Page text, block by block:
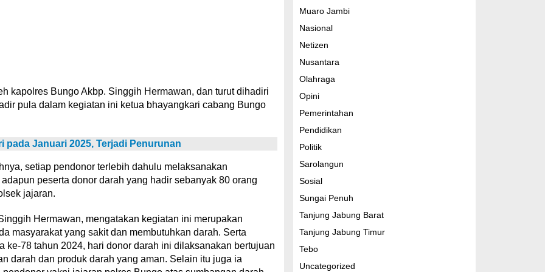
kapolres Bungo Akbp. Singgih Hermawan, dan turut dihadiri
pula dalam kegiatan ini ketua bhayangkari cabang Bungo
pada Januari 2025, Terjadi Penurunan
setiap pendonor terlebih dahulu melaksanakan
peserta donor darah yang hadir sebanyak 80 orang
jajaran.
Hermawan, mengatakan kegiatan ini merupakan
masyarakat yang sakit dan membutuhkan darah. Serta
ke-78 tahun 2024, hari donor darah ini dilaksanakan bertujuan
darah dan produk darah yang aman. Selain itu juga ia
Muaro Jambi
Nasional
Netizen
Nusantara
Olahraga
Opini
Pemerintahan
Pendidikan
Politik
Sarolangun
Sosial
Sungai Penuh
Tanjung Jabung Barat
Tanjung Jabung Timur
Tebo
Uncategorized